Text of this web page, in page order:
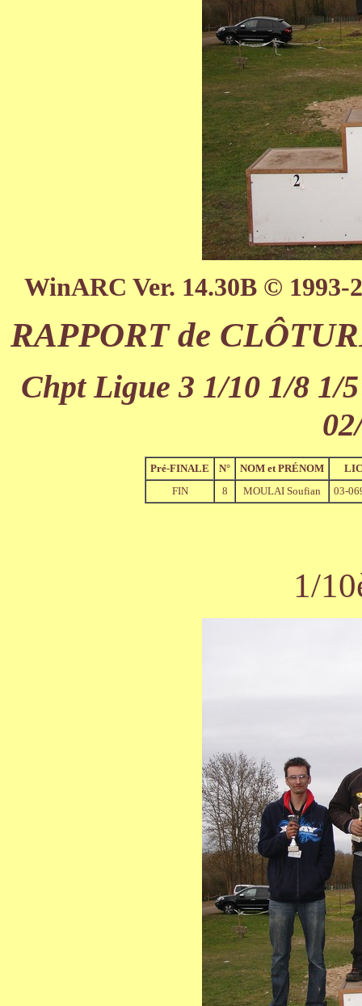
WinARC Ver. 14.30B ©
RAPPORT de
Chpt Ligue 3 1/10 1/8 1/
Pré-FINALE N° NOM et PRÉNOM
FIN
8 MOULAI Soufian 03-
1/